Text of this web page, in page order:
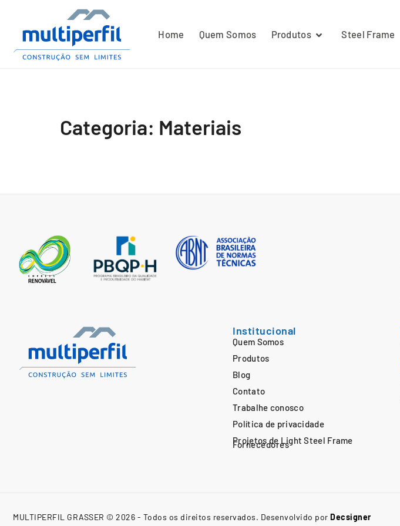
Home Quem Somos Produtos Steel Frame
Categoria: Materiais
Institucional
Quem Somos
Produtos
Blog
Contato
Trabalhe conosco
Política de privacidade
Projetos de Light Steel Frame
Fornecedores
MULTIPERFIL GRASSER © 2026 - Todos os direitos reservados. Desenvolvido por Decsigner